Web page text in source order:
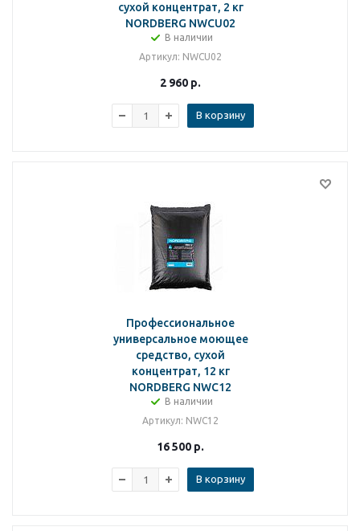
сухой концентрат, 2 кг
NORDBERG NWCU02
В наличии
Артикул: NWCU02
2 960 р.
В корзину
Профессиональное
универсальное моющее
средство, сухой
концентрат, 12 кг
NORDBERG NWC12
В наличии
Артикул: NWC12
16 500 р.
В корзину